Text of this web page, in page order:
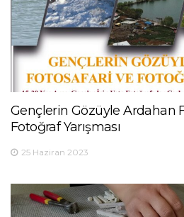
Gençlerin Gözüyle Ardahan
Fotoğraf Yarışması
25 Haziran 2023